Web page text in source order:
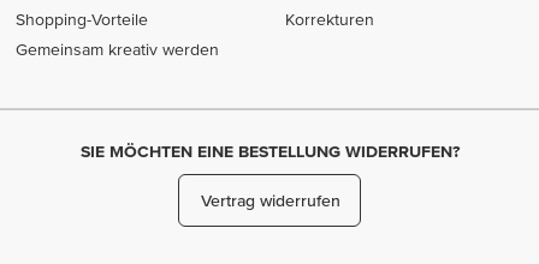
Shopping-Vorteile
Gemeinsam kreativ werden
Korrekturen
SIE MÖCHTEN EINE BESTELLUNG WIDERRUFEN?
Vertrag widerrufen